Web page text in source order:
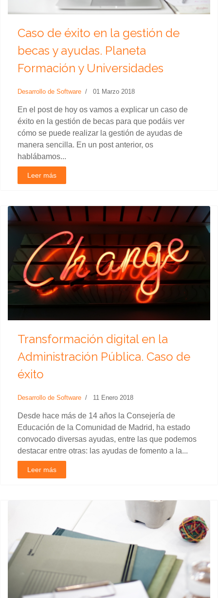
Caso de éxito en la gestión de
becas y ayudas. Planeta
Formación y Universidades
Desarrollo de Software 01 Marzo 2018
En el post de hoy os vamos a explicar un caso de
éxito en la gestión de becas para que podáis ver
cómo se puede realizar la gestión de ayudas de
manera sencilla. En un post anterior, os
hablábamos...
Leer más
Transformación digital en la
Administración Pública. Caso de
éxito
Desarrollo de Software 11 Enero 2018
Desde hace más de 14 años la Consejería de
Educación de la Comunidad de Madrid, ha estado
convocado diversas ayudas, entre las que podemos
destacar entre otras: las ayudas de fomento a la...
Leer más